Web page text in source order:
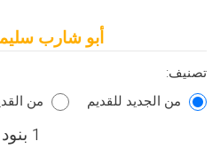
أبو شارب
تصنيف:
من الجديد للقديم
من
1 بنود